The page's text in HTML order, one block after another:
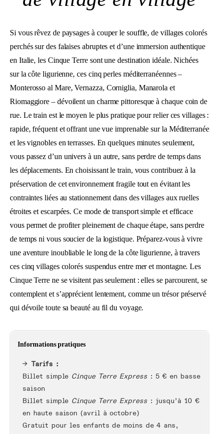
Si vous rêvez de paysages à couper le souffle, de villages colorés
perchés sur des falaises abruptes et d’une immersion authentique
en Italie, les Cinque Terre sont une destination idéale. Nichées
sur la côte ligurienne, ces cinq perles méditerranéennes –
Monterosso al Mare, Vernazza, Corniglia, Manarola et
Riomaggiore – dévoilent un charme pittoresque à chaque coin de
rue. Le train est le moyen le plus pratique pour relier ces villages :
rapide, fréquent et offrant une vue imprenable sur la Méditerranée
et les vignobles en terrasses. En quelques minutes seulement,
vous passez d’un univers à un autre, sans perdre de temps dans
les déplacements. En choisissant le train, vous contribuez à la
préservation de cet environnement fragile tout en évitant les
contraintes liées au stationnement dans des villages aux ruelles
étroites et escarpées. Ce mode de transport simple et efficace
vous permet de profiter pleinement de chaque étape, sans perdre
de temps ni vous soucier de la logistique. Préparez-vous à vivre
une aventure inoubliable le long de la côte ligurienne, à travers
ces cinq villages colorés suspendus entre mer et montagne. Les
Cinque Terre ne se visitent pas seulement : elles se parcourent, se
contemplent et s’apprécient lentement, comme un trésor préservé
qui dévoile toute sa beauté au fil du voyage.
Informations pratiques
Tarifs :
Billet simple Cinque Terre Express: 5 € en basse
saison
Billet simple Cinque Terre Express: jusqu’à 10 €
en haute saison (avril à octobre)
Gratuit pour les enfants de moins de 4 ans,